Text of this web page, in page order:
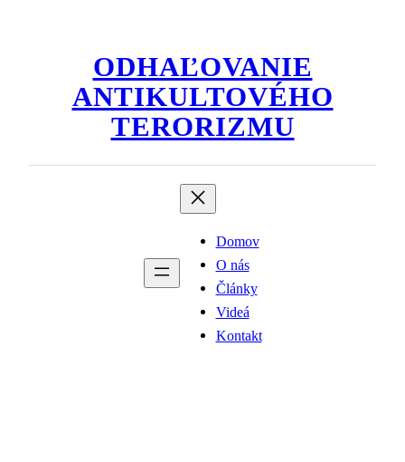
ODHAĽOVANIE
ANTIKULTOVÉHO
TERORIZMU
Domov
O nás
Články
Videá
Kontakt